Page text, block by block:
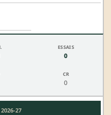
0
0
2026-27